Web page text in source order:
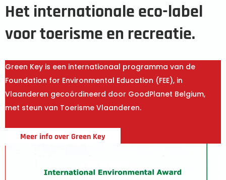
Het internationale eco-label
voor toerisme en recreatie.
Green Key is een internationaal programma van de
Foundation for Environmental Education (FEE), in
Vlaanderen gecoördineerd door GoodPlanet Belgium,
met steun van Toerisme Vlaanderen.
Meer info over Green Key